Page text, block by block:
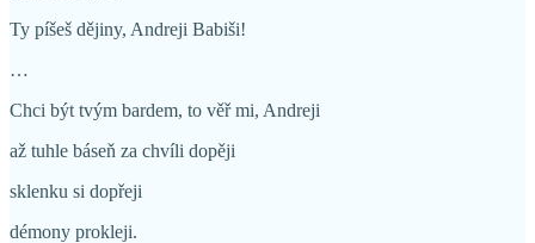
Ty píšeš dějiny, Andreji Babiši!
…
Chci být tvým bardem, to věř mi, Andreji
až tuhle báseň za chvíli dopěji
sklenku si dopřeji
démony prokleji.